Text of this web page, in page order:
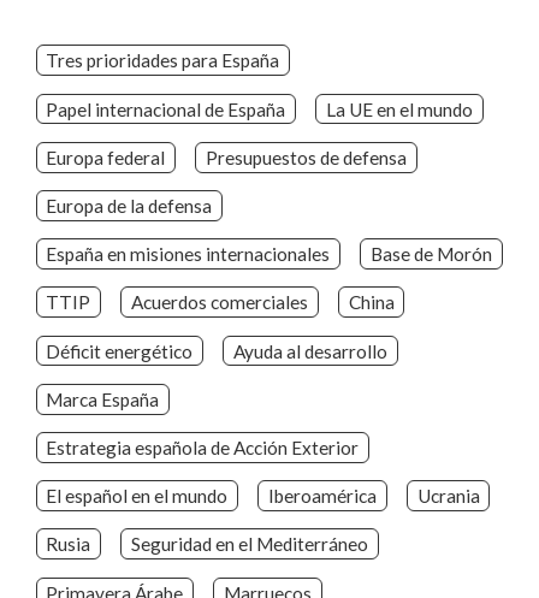
Tres prioridades para España
Papel internacional de España La UE en el mundo
Europa federal Presupuestos de defensa
Europa de la defensa
España en misiones internacionales Base de Morón
TTIP Acuerdos comerciales China
Déficit energético Ayuda al desarrollo
Marca España
Estrategia española de Acción Exterior
El español en el mundo Iberoamérica Ucrania
Rusia Seguridad en el Mediterráneo
Primavera Árabe Marruecos